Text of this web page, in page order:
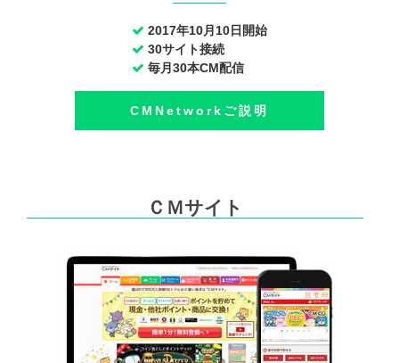
2017年10月10日開始
30サイト接続
毎月30本CM配信
CMNetworkご説明
ＣＭサイト